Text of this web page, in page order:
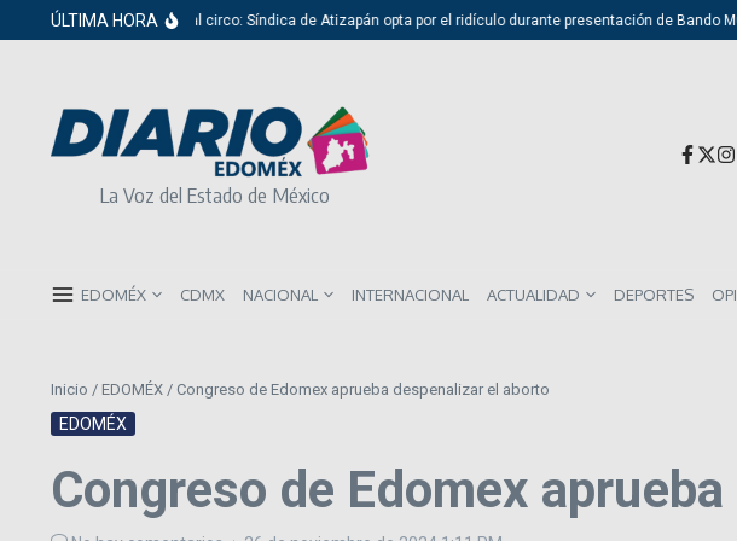
Saltar al contenido
ÚLTIMA HORA
Del cabildo al circo: Síndica de Atizapán opta por el ridículo durante presentación de Bando
La Voz del Estado de México
EDOMÉX CDMX NACIONAL INTERNACIONAL ACTUALIDAD DEPORTES
Inicio / EDOMÉX / Congreso de Edomex aprueba despenalizar el aborto
EDOMÉX
Congreso de Edomex